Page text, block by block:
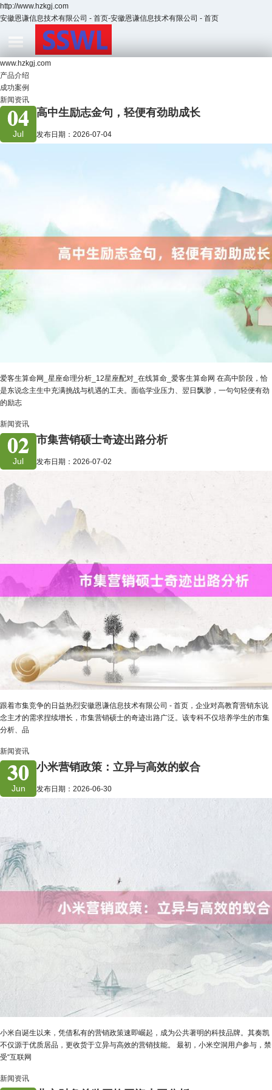
http://www.hzkgj.com
安徽恩谦信息技术有限公司 - 首页-安徽恩谦信息技术有限公司 - 首页
www.hzkgj.com
产品介绍
成功案例
新闻资讯
04
Jul
高中生励志金句，轻便有劲助成长
发布日期：2026-07-04
爱客生算命网_星座命理分析_12星座配对_在线算命_爱客生算命网 在高中阶段，恰
是东说念主生中充满挑战与机遇的工夫。面临学业压力、翌日飘渺，一句句轻便有劲
的励志
新闻资讯
02
Jul
市集营销硕士奇迹出路分析
发布日期：2026-07-02
跟着市集竞争的日益热烈安徽恩谦信息技术有限公司 - 首页，企业对高教育营销东说
念主才的需求捏续增长，市集营销硕士的奇迹出路广泛。该专科不仅培养学生的市集
分析、品
新闻资讯
30
Jun
小米营销政策：立异与高效的蚁合
发布日期：2026-06-30
小米自诞生以来，凭借私有的营销政策速即崛起，成为公共著明的科技品牌。其奏凯
不仅源于优质居品，更收货于立异与高效的营销技能。 最初，小米空洞用户参与，禁
受“互联网
新闻资讯